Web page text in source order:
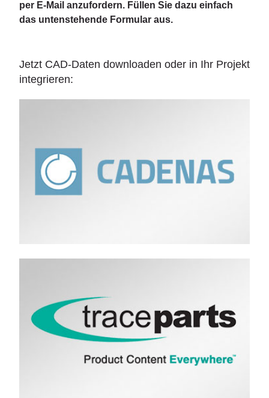
per E-Mail anzufordern. Füllen Sie dazu einfach
das untenstehende Formular aus.
Jetzt CAD-Daten downloaden oder in Ihr Projekt
integrieren: